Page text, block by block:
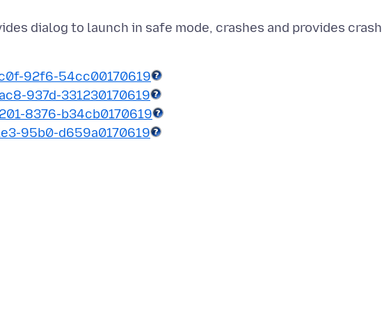
dialog to launch in safe mode, crashes and provides crash
92f6-54cc00170619
937d-331230170619
8376-b34cb0170619
95b0-d659a0170619